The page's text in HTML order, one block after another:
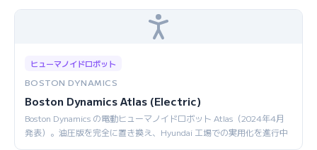
ヒューマノイドロボット
BOSTON DYNAMICS
Boston Dynamics Atlas (Electric)
Boston Dynamics の電動ヒューマノイドロボット Atlas（2024年4月
発表）。油圧版を完全に置き換え、Hyundai 工場での実用化を進行中